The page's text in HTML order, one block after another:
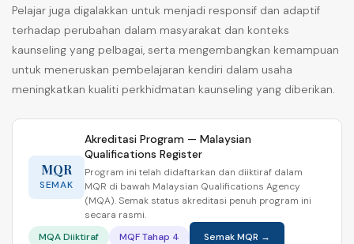
Pelajar juga digalakkan untuk menjadi responsif dan adaptif
terhadap perubahan dalam masyarakat dan konteks
kaunseling yang pelbagai, serta mengembangkan kemampuan
untuk meneruskan pembelajaran kendiri dalam usaha
meningkatkan kualiti perkhidmatan kaunseling yang diberikan.
MQR
SEMAK
Akreditasi Program — Malaysian
Qualifications Register
Program ini telah didaftarkan dan diiktiraf dalam
MQR di bawah Malaysian Qualifications Agency
(MQA). Semak status akreditasi penuh program ini
secara rasmi.
MQA Diiktiraf
MQF Tahap 4 Semak MQR →